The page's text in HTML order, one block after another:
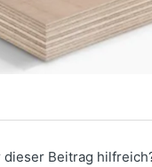
dieser Beitrag